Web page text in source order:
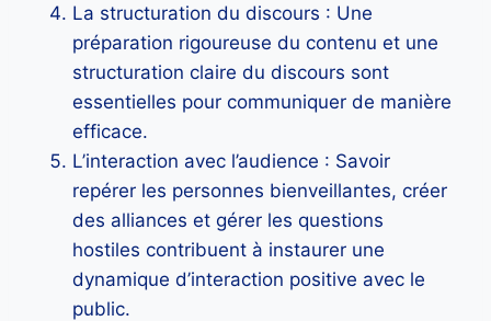
La structuration du discours : Une
préparation rigoureuse du contenu et une
structuration claire du discours sont
essentielles pour communiquer de manière
efficace.
L’interaction avec l’audience : Savoir
repérer les personnes bienveillantes, créer
des alliances et gérer les questions
hostiles contribuent à instaurer une
dynamique d’interaction positive avec le
public.